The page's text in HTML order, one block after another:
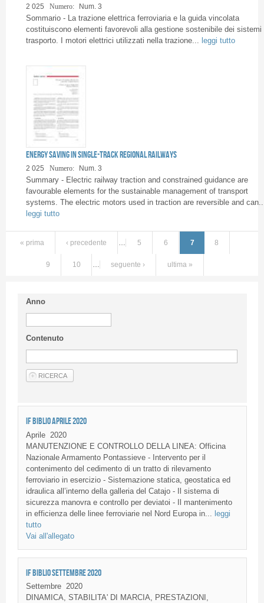
2 025 Numero: Num. 3
Sommario - La trazione elettrica ferroviaria e la guida vincolata
costituiscono elementi favorevoli alla gestione sostenibile dei sistemi
trasporto. I motori elettrici utilizzati nella trazione...
leggi tutto
Energy saving in Single-Track Regional Railways
2 025 Numero: Num. 3
Summary - Electric railway traction and constrained guidance are
favourable elements for the sustainable management of transport
systems. The electric motors used in traction are reversible and
leggi tutto
« prima ‹ precedente 5 6 7 8
9 10 … seguente › ultima »
Anno
Contenuto
IF BIBLIO APRILE 2020
Aprile
2020
MANUTENZIONE E CONTROLLO DELLA LINEA: Officina
Nazionale Armamento Pontassieve - Intervento per il
contenimento del cedimento di un tratto di rilevamento
ferroviario in esercizio - Sistemazione statica, geostatica ed
idraulica all’interno della galleria del Catajo - Il sistema di
sicurezza manovra e controllo per deviatoi - Il mantenimento
in efficienza delle linee ferroviarie nel Nord Europa in... leggi
tutto
Vai all'allegato
IF BIBLIO SETTEMBRE 2020
Settembre 2020
DINAMICA, STABILITA' DI MARCIA, PRESTAZIONI,